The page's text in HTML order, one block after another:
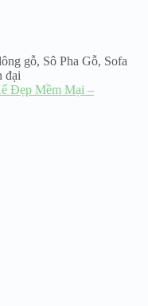
gỗ, Sô Pha Gỗ, Sofa
đại
Đẹp Mềm Mại –